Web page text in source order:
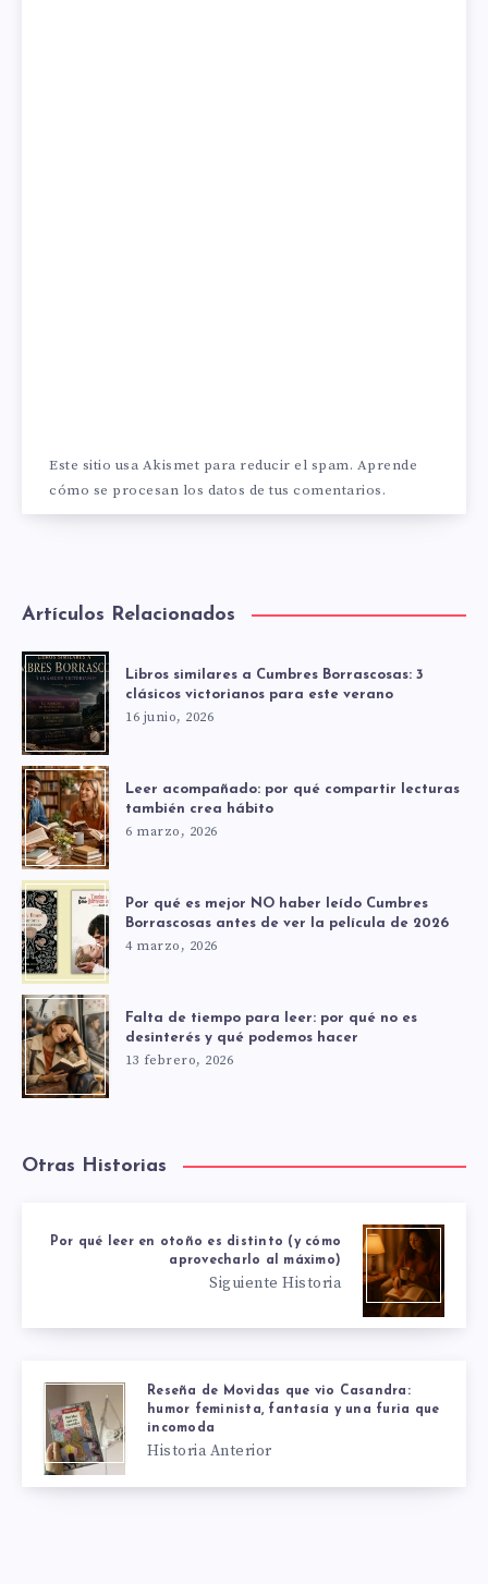
Este sitio usa Akismet para reducir el spam. Aprende
cómo se procesan los datos de tus comentarios.
Artículos Relacionados
Libros similares a Cumbres Borrascosas: 3
clásicos victorianos para este verano
16 junio, 2026
Leer acompañado: por qué compartir lecturas
también crea hábito
6 marzo, 2026
Por qué es mejor NO haber leído Cumbres
Borrascosas antes de ver la película de 2026
4 marzo, 2026
Falta de tiempo para leer: por qué no es
desinterés y qué podemos hacer
13 febrero, 2026
Otras Historias
Por qué leer en otoño es distinto (y cómo
aprovecharlo al máximo)
Siguiente Historia
Reseña de Movidas que vio Casandra:
humor feminista, fantasía y una furia que
incomoda
Historia Anterior